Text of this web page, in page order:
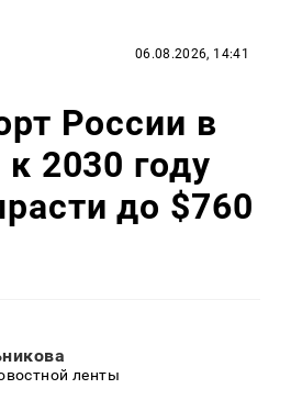
06.08.2026, 14:41
России в
2030 году
до $760
ленты